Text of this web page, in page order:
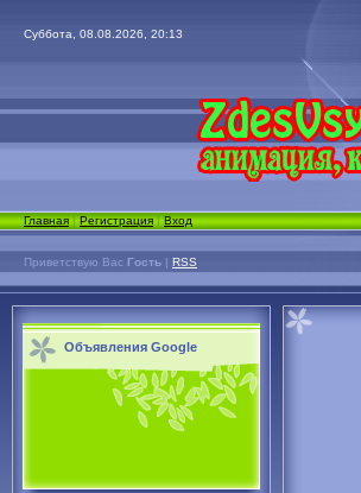
Суббота, 08.08.2026, 20:13
Главная|Регистрация|Вход
Приветствую Вас Гость | RSS
Объявления Google